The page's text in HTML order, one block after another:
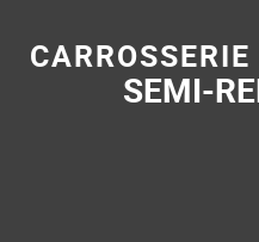
CARROSSERIE
SEMI-